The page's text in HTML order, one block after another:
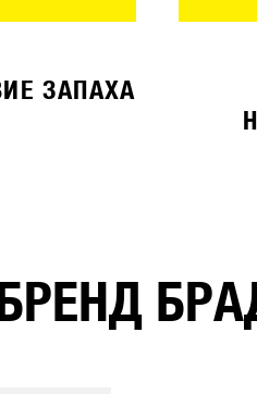
ЗАПАХА
БРЕНД